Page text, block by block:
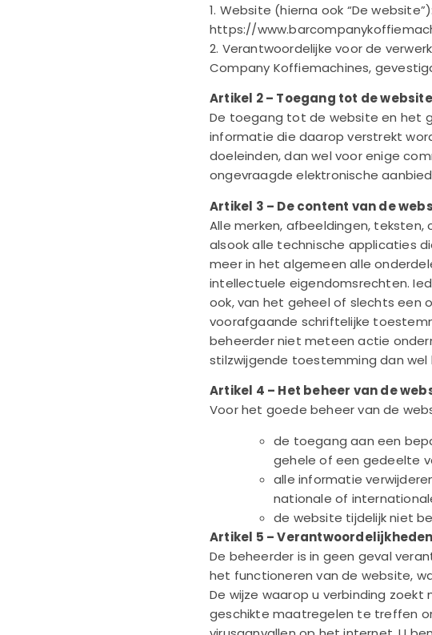
1. Website (hierna ook “De
https://
2. Verantwoordelijke voor de
Company Koffiemachines,
Artikel 2 – Toegang tot de website
De toegang tot de website en het
informatie die daarop verstrekt
doeleinden, dan wel voor enige
ongevraagde elektronische
Artikel 3 – De content van de
Alle merken, afbeeldingen,
alsook alle technische applicaties
meer in het algemeen alle
intellectuele eigendomsrechten.
ook, van het geheel of slechts een
voorafgaande schriftelijke
beheerder niet meteen actie
stilzwijgende toestemming dan
Artikel 4 – Het beheer van de
Voor het goede beheer van de
de toegang aan een
gehele of een gedeelte
alle informatie
nationale of
de website tijdelijk niet
Artikel 5 – Verantwoordelijkheden
De beheerder is in geen geval
het functioneren van de website,
De wijze waarop u verbinding
geschikte maatregelen te treffen